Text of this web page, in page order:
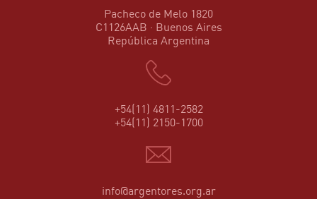
Pacheco de Melo 1820
C1126AAB · Buenos Aires
República Argentina
+54(11) 4811-2582
+54(11) 2150-1700
info@argentores.org.ar